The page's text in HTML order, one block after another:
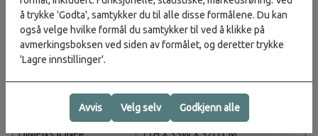
HOVED
bluesign® approved 100% recycled 210D high-tenacity double
ripstop nylon, DWR treatments made without PFAS
Én størrelse
5492 IN 3/ 90 L
DIMENSJONER 77H X 35W X 32D CM
å trykke 'Godta', samtykker du til alle disse formålene. Du kan
også velge hvilke formål du samtykker til ved å klikke på
avmerkingsboksen ved siden av formålet, og deretter trykke
'Lagre innstillinger'.
Avvis Velg selv Godkjenn alle